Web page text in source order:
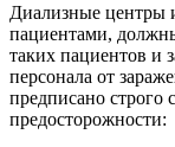
Диализные центры
пациентами,
таких пациентов и
персонала от
предписано
предосторожности: